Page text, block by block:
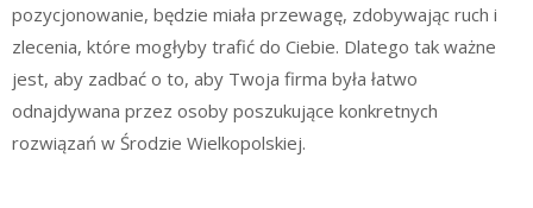
pozycjonowanie, będzie miała przewagę, zdobywając ruch i
zlecenia, które mogłyby trafić do Ciebie. Dlatego tak ważne
jest, aby zadbać o to, aby Twoja firma była łatwo
odnajdywana przez osoby poszukujące konkretnych
rozwiązań w Środzie Wielkopolskiej.